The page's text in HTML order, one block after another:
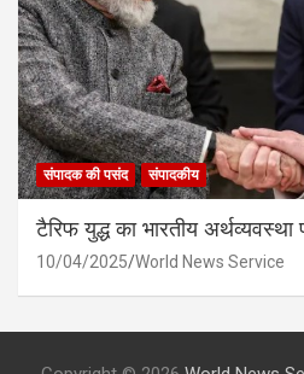
संपादक की पसंद संपादकीय
टैरिफ युद्ध का भारतीय
10/04/2025 World News Service